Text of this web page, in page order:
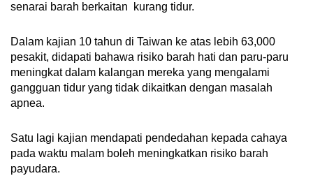
senarai barah berkaitan kurang tidur.
Dalam kajian 10 tahun di Taiwan ke atas lebih 63,000
pesakit, didapati bahawa risiko barah hati dan paru-paru
meningkat dalam kalangan mereka yang mengalami
gangguan tidur yang tidak dikaitkan dengan masalah
apnea.
Satu lagi kajian mendapati pendedahan kepada cahaya
pada waktu malam boleh meningkatkan risiko barah
payudara.